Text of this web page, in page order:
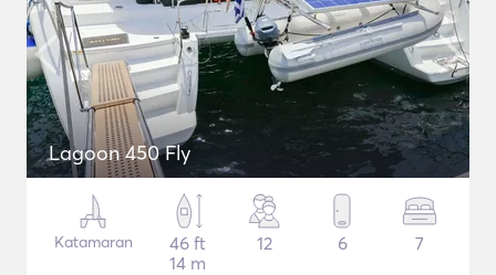
Lagoon 450 Fly
Katamaran
46 ft
14 m
12 6 7